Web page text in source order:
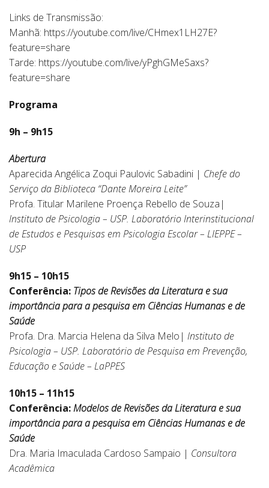
Links de Transmissão:
Manhã: https://youtube.com/live/CHmex1LH27E?
feature=share
Tarde: https://youtube.com/live/yPghGMeSaxs?
feature=share
Programa
9h – 9h15
Abertura
Aparecida Angélica Zoqui Paulovic Sabadini | Chefe do
Serviço da Biblioteca “Dante Moreira Leite”
Profa. Titular Marilene Proença Rebello de Souza|
Instituto de Psicologia – USP. Laboratório Interinstitucional
de Estudos e Pesquisas em Psicologia Escolar – LIEPPE –
USP
9h15 – 10h15
Conferência: Tipos de Revisões da Literatura e sua
importância para a pesquisa em Ciências Humanas e de
Saúde
Profa. Dra. Marcia Helena da Silva Melo| Instituto de
Psicologia – USP. Laboratóriode Pesquisa em Prevenção,
Educação e Saúde – LaPPES
10h15 – 11h15
Conferência:Modelos de Revisões da Literatura e sua
importância para a pesquisa em Ciências Humanas e de
Saúde
Dra. Maria Imaculada Cardoso Sampaio | Consultora
Acadêmica